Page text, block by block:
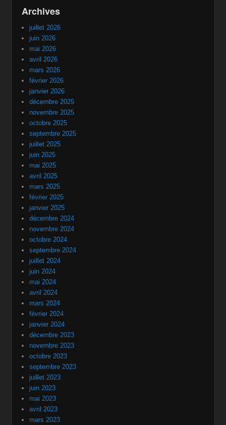
Archives
juillet 2026
juin 2026
mai 2026
avril 2026
mars 2026
février 2026
janvier 2026
décembre 2025
novembre 2025
octobre 2025
septembre 2025
juillet 2025
juin 2025
mai 2025
avril 2025
mars 2025
février 2025
janvier 2025
décembre 2024
novembre 2024
octobre 2024
septembre 2024
juillet 2024
juin 2024
mai 2024
avril 2024
mars 2024
février 2024
janvier 2024
décembre 2023
novembre 2023
octobre 2023
septembre 2023
juillet 2023
juin 2023
mai 2023
avril 2023
mars 2023